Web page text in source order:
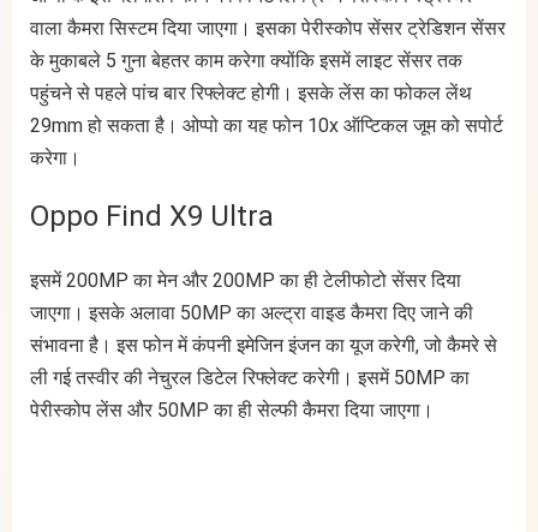
वाला कैमरा सिस्टम दिया जाएगा। इसका पेरीस्कोप सेंसर ट्रेडिशन सेंसर
के मुकाबले 5 गुना बेहतर काम करेगा क्योंकि इसमें लाइट सेंसर तक
पहुंचने से पहले पांच बार रिफ्लेक्ट होगी। इसके लेंस का फोकल लेंथ
29mm हो सकता है। ओप्पो का यह फोन 10x ऑप्टिकल जूम को सपोर्ट
करेगा।
Oppo Find X9 Ultra
इसमें 200MP का मेन और 200MP का ही टेलीफोटो सेंसर दिया
जाएगा। इसके अलावा 50MP का अल्ट्रा वाइड कैमरा दिए जाने की
संभावना है। इस फोन में कंपनी इमेजिन इंजन का यूज करेगी, जो कैमरे से
ली गई तस्वीर की नेचुरल डिटेल रिफ्लेक्ट करेगी। इसमें 50MP का
पेरीस्कोप लेंस और 50MP का ही सेल्फी कैमरा दिया जाएगा।